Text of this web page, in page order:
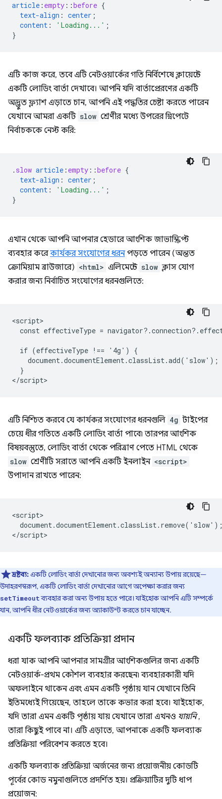
article : empty ::before {
text-align : center ;
content : 'Loading...' ;
}
এটি কাজ করে, তবে এটি নেটওয়ার্কের গতি নির্বিশেষে ক্লায়েন্টে
একটি লোডিং বার্তা দেখাবে। আপনি যদি বার্তাপ্রেরণের একটি
অদ্ভুত ফ্ল্যাশ এড়াতে চান, আপনি এই পদ্ধতির চেষ্টা করতে পারেন
যেখানে আমরা একটি slow শ্রেণীর মধ্যে উপরের স্নিপেটে
নির্বাচককে নেস্ট করি:
. slow article : empty ::before {
text-align : center ;
content : 'Loading...' ;
}
এখান থেকে আপনি আপনার হেডারে আংশিক জাভাস্ক্রিপ্ট
ব্যবহার করেকার্যকর সংযোগের ধরনপড়তে পারেন (অন্তত
ক্রোমিয়াম ব্রাউজারে) <html> এলিমেন্টে slow ক্লাস যোগ
করার জন্য নির্বাচিত সংযোগের ধরনগুলিতে:
<script>
const effectiveType =
  if (effectiveType !== '4g') {
    document.documentElement.classList.add('slow');
  }
এটি নিশ্চিত করবে যে কার্যকর সংযোগের ধরনগুলি 4g টাইপের
চেয়ে ধীর গতিতে একটি লোডিং বার্তা পাবে৷ তারপর আংশিক
বিষয়বস্তুতে, লোডিং বার্তা থেকে পরিত্রাণ পেতে HTML থেকে
slow শ্রেণীটি সরাতে আপনি একটি ইনলাইন <script>
উপাদান রাখতে পারেন:
<script>
দ্রষ্টব্য:একটি লোডিং বার্তা দেখানোর জন্য অবশ্যই অন্যান্য উপায় রয়েছে—
উদাহরণস্বরূপ, একটি লোডিং বার্তা দেখানোর আগে অপেক্ষা করার জন্য
setTimeoutব্যবহার করা অন্য উপায় হতে পারে। যাইহোক আপনি এটি সম্পর্কে
যান, আপনি ধীর নেটওয়ার্কের জন্য অ্যাকাউন্ট করতে চান যাচ্ছেন.
একটি ফলব্যাক প্রতিক্রিয়া প্রদান
ধরা যাক আপনি আপনার সামগ্রীর আংশিকগুলির জন্য একটি
নেটওয়ার্ক-প্রথম কৌশল ব্যবহার করছেন৷ ব্যবহারকারী যদি
অফলাইনে থাকেন এবং এমন একটি পৃষ্ঠায় যান যেখানে তিনি
ইতিমধ্যেই গিয়েছেন, তাহলে তাকে কভার করা হবে। যাইহোক,
যদি তারা এমন একটি পৃষ্ঠায় যায় যেখানে তারা এখনও যায়নি,
তারা কিছুই পাবে না। এটি এড়াতে, আপনাকে একটি ফলব্যাক
প্রতিক্রিয়া পরিবেশন করতে হবে।
একটি ফলব্যাক প্রতিক্রিয়া অর্জনের জন্য প্রয়োজনীয় কোডটি
পূর্বের কোড নমুনাগুলিতে প্রদর্শিত হয়। প্রক্রিয়াটির দুটি ধাপ
প্রয়োজন: